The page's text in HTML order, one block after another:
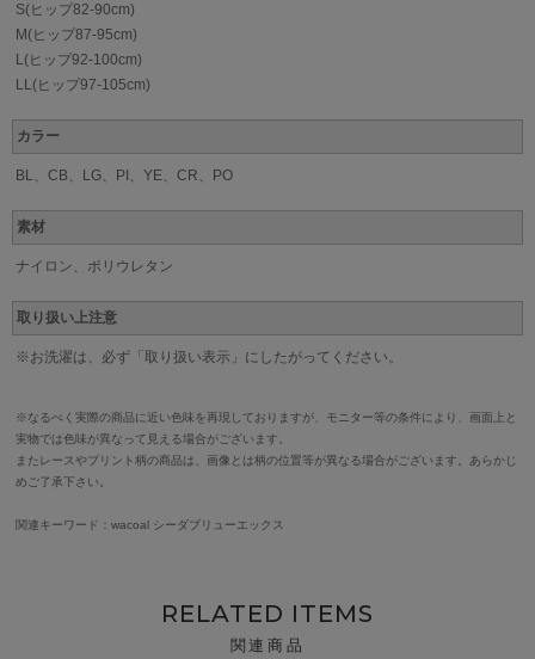
S(ヒップ82-90cm)
M(ヒップ87-95cm)
L(ヒップ92-100cm)
LL(ヒップ97-105cm)
カラー
BL、CB、LG、PI、YE、CR、PO
素材
ナイロン、ポリウレタン
取り扱い上注意
※お洗濯は、必ず「取り扱い表示」にしたがってください。
※なるべく実際の商品に近い色味を再現しておりますが、モニター等の条件により、画面上と
実物では色味が異なって見える場合がございます。
またレースやプリント柄の商品は、画像とは柄の位置等が異なる場合がございます。あらかじ
めご了承下さい。
関連キーワード：wacoal シーダブリューエックス
RELATED ITEMS
関連商品